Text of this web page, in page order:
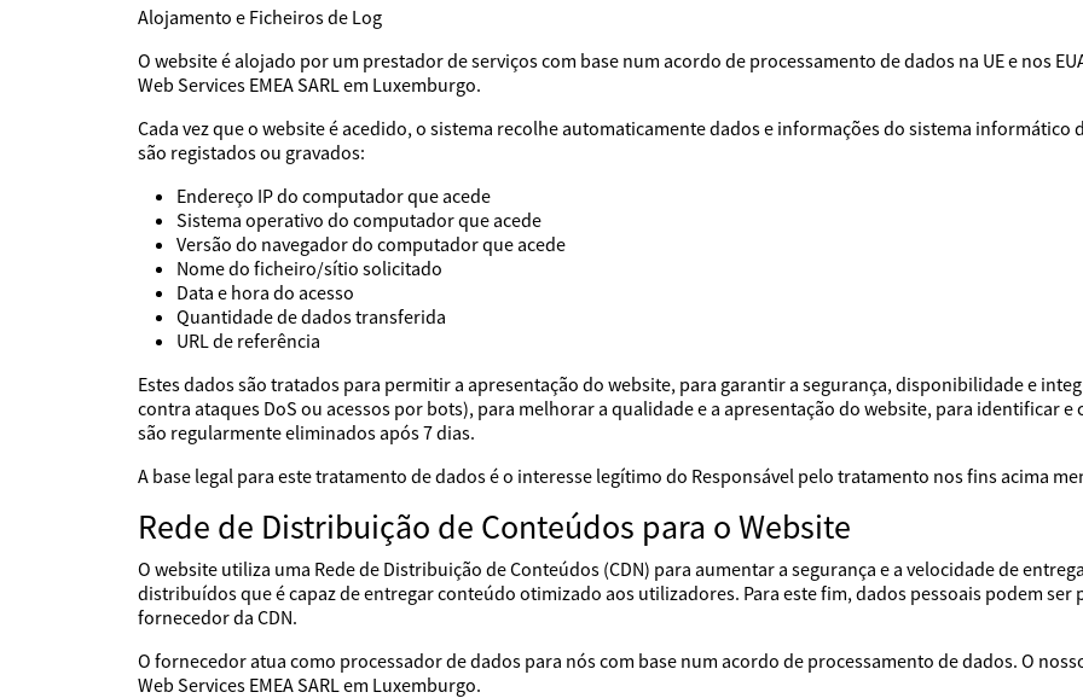
Alojamento e Ficheiros de Log
O website é alojado por um prestador de serviços com base num acordo de processamento de dados na UE e nos
Web Services EMEA SARL em Luxemburgo.
Cada vez que o website é acedido, o sistema recolhe automaticamente dados e informações do sistema
são registados ou gravados:
Endereço IP do computador que acede
Sistema operativo do computador que acede
Versão do navegador do computador que acede
Nome do ficheiro/sítio solicitado
Data e hora do acesso
Quantidade de dados transferida
URL de referência
Estes dados são tratados para permitir a apresentação do website, para garantir a segurança, disponibilidade e
contra ataques DoS ou acessos por bots), para melhorar a qualidade e a apresentação do website, para identificar
são regularmente eliminados após 7 dias.
A base legal para este tratamento de dados é o interesse legítimo do Responsável pelo tratamento nos fins acima
Rede de Distribuição de Conteúdos para o Website
O website utiliza uma Rede de Distribuição de Conteúdos (CDN) para aumentar a segurança e a velocidade de
distribuídos que é capaz de entregar conteúdo otimizado aos utilizadores. Para este fim, dados pessoais podem
fornecedor da CDN.
O fornecedor atua como processador de dados para nós com base num acordo de processamento de dados. O
Web Services EMEA SARL em Luxemburgo.